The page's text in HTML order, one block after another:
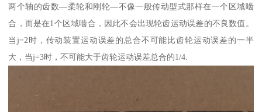
两个轴的齿数—柔轮和刚轮—不像一般传动型式那样在一个区域啮
合，而是在1个区域啮合，因此不会出现轮齿运动误差的不良数值。
当j=2时，传动装置运动误差的总合不可能比齿轮运动误差的一半
大，当j=3时，不可能大于齿轮运动误差总合的1/4.